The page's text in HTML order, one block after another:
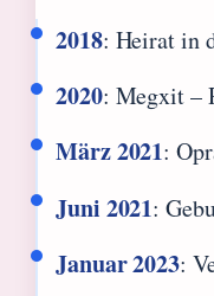
2018: Heirat in
2020: Megxit –
März 2021:
Juni 2021:
Januar 2023: